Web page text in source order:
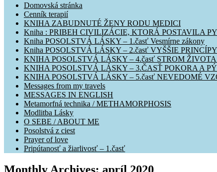
Domovská stránka
Cenník terapií
KNIHA ZABUDNUTÉ ŽENY RODU MEDICI
Kniha : PRIBEH CIVILIZÁCIE, KTORÁ POSTAVILA
Kniha POSOLSTVÁ LÁSKY – 1.časť Vesmírne zákony
Kniha POSOLSTVÁ LÁSKY – 2.časť VYŠŠIE
KNIHA POSOLSTVÁ LÁSKY – 4.časť STROM
KNIHA POSOLSTVÁ LÁSKY – 3.ČASŤ POKORA A
KNIHA POSOLSTVÁ LÁSKY – 5.časť NEVEDOMÉ
Messages from my travels
MESSAGES IN ENGLISH
Metamorfná technika / METHAMORPHOSIS
Modlitba Lásky
O SEBE / ABOUT ME
Posolstvá z ciest
Prayer of love
Pripútanosť a žiarlivosť – 1.časť
Monthly Archives: apríl 2020